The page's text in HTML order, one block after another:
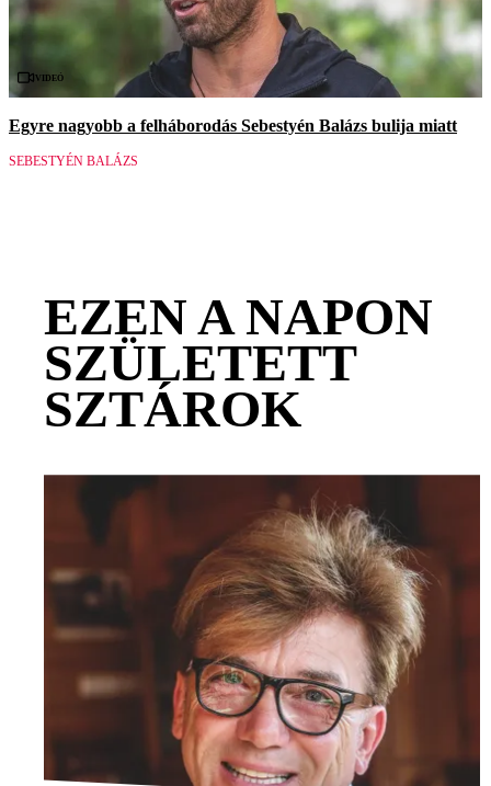
Videó
Egyre nagyobb a felháborodás Sebestyén Balázs bulija miatt
SEBESTYÉN BALÁZS
EZEN A NAPON
SZÜLETETT
SZTÁROK